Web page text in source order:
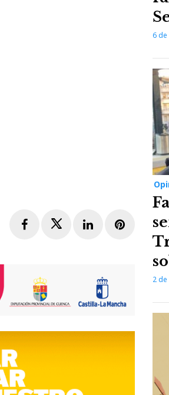
FacebookTwitterLinkedIn
6
2